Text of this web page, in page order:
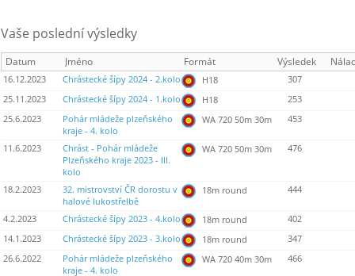
Vaše poslední výsledky
Datum Jméno Formát Výsledek
16.12.2023 Chrástecké šípy 2024 - 2.kolo H18
307
25.11.2023
Chrástecké šípy 2024 - 1.kolo H18
253
25.6.2023
Pohár mládeže plzeňského
kraje - 4. kolo
WA 720 50m 30m 453
11.6.2023
Chrást - Pohár mládeže
Plzeňského kraje 2023 - III.
kolo
WA 720 50m 30m 476
18.2.2023
32. mistrovství ČR dorostu v
halové lukostřelbě
18m round 444
4.2.2023 Chrástecké šípy 2023 - 4.kolo 18m round
402
14.1.2023
Chrástecké šípy 2023 - 3.kolo 18m round
347
26.6.2022
Pohár mládeže plzeňského
kraje - 4. kolo
WA 720 40m 30m 466